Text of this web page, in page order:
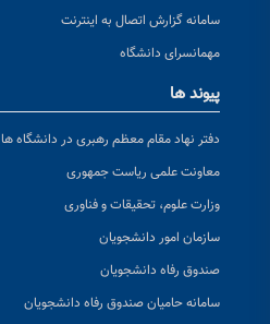
سامانه گزارش اتصال به اینترنت
مهمانسرای دانشگاه
پیوند ها
دفتر نهاد مقام معظم رهبری در دانشگاه ها
معاونت علمی ریاست جمهوری
وزارت علوم، تحقیقات و فناوری
سازمان امور دانشجویان
صندوق رفاه دانشجویان
سامانه حامیان صندوق رفاه دانشجویان